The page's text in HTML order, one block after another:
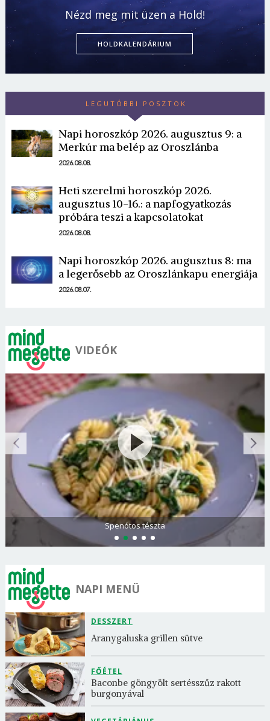
Nézd meg mit üzen a Hold!
HOLDKALENDÁRIUM
LEGUTÓBBI POSZTOK
Napi horoszkóp 2026. augusztus 9: a
Merkúr ma belép az Oroszlánba
2026.08.08.
Heti szerelmi horoszkóp 2026.
augusztus 10-16.: a napfogyatkozás
próbára teszi a kapcsolatokat
2026.08.08.
Napi horoszkóp 2026. augusztus 8: ma
a legerősebb az Oroszlánkapu energiája
2026.08.07.
VIDEÓK
Spenótos tészta
NAPI MENÜ
DESSZERT
Aranygaluska grillen sütve
FŐÉTEL
Baconbe göngyölt sertésszűz rakott
burgonyával
Borsonline bejelentkezés
E-mail cím vagy felhasználónév
Mégse